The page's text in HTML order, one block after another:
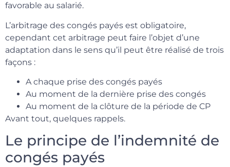
favorable au salarié.
L’arbitrage des congés payés est obligatoire,
cependant cet arbitrage peut faire l’objet d’une
adaptation dans le sens qu’il peut être réalisé de trois
façons :
A chaque prise des congés payés
Au moment de la dernière prise des congés
Au moment de la clôture de la période de CP
Avant tout, quelques rappels.
Le principe de l’indemnité de
congés payés